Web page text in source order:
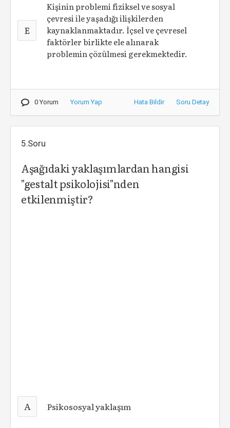
E
Kişinin problemi fiziksel ve sosyal
çevresi ile yaşadığı ilişkilerden
kaynaklanmaktadır. İçsel ve çevresel
faktörler birlikte ele alınarak
problemin çözülmesi gerekmektedir.
0 Yorum Yorum Yap Hata Bildir Soru Detay
5.Soru
Aşağıdaki yaklaşımlardan hangisi
"gestalt psikolojisi"nden
etkilenmiştir?
A Psikososyal yaklaşım